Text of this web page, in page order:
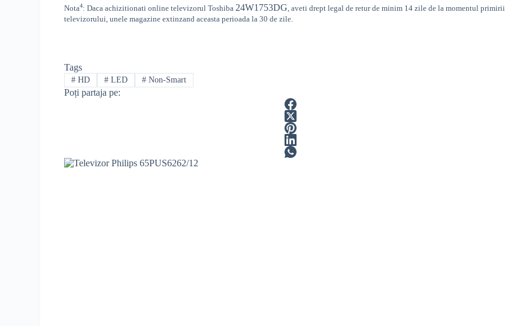
Nota4: Daca achizitionati online televizorulToshiba 24W1753DG aveti drept legal de retur de minim 14 zile de la momentul primirii
televizorului, unele magazine extinzand aceasta perioada la 30 de zile.
Tags
# HD #LED #Non-Smart
Poți partaja pe: